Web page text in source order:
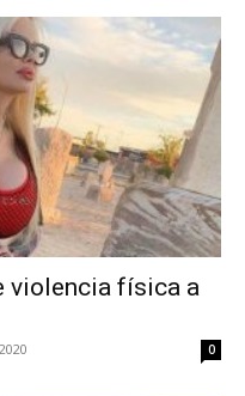
violencia física a
0